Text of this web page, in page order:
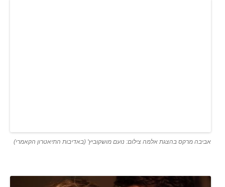
אביבה מרקס בהצגת אלמה צילום: נועם מושקוביץ' (באדיבות התיאטרון הקאמרי)